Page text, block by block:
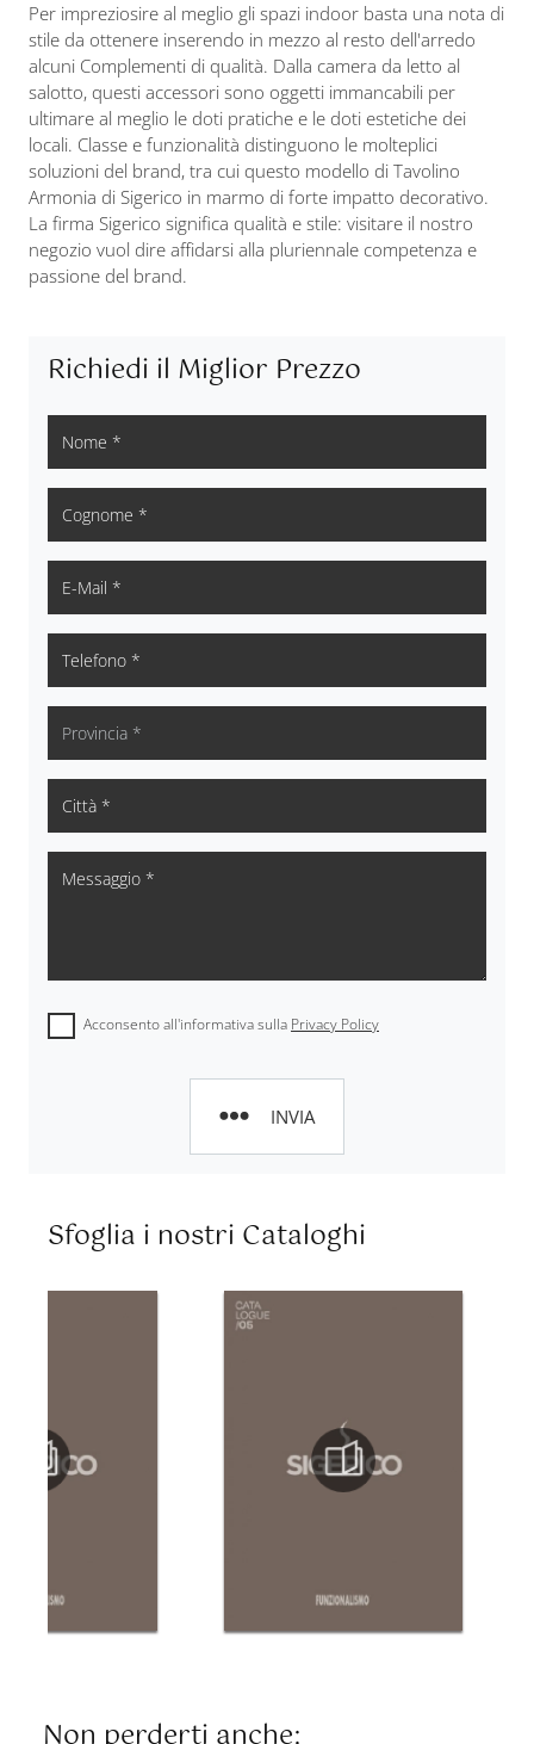
Per impreziosire al meglio gli spazi indoor basta una nota di
stile da ottenere inserendo in mezzo al resto dell'arredo
alcuni Complementi di qualità. Dalla camera da letto al
salotto, questi accessori sono oggetti immancabili per
ultimare al meglio le doti pratiche e le doti estetiche dei
locali. Classe e funzionalità distinguono le molteplici
soluzioni del brand, tra cui questo modello di Tavolino
Armonia di Sigerico in marmo di forte impatto decorativo.
La firma Sigerico significa qualità e stile: visitare il nostro
negozio vuol dire affidarsi alla pluriennale competenza e
passione del brand.
Richiedi il Miglior Prezzo
Acconsento all'informativa sulla Privacy Policy
INVIA
Sfoglia i nostri Cataloghi